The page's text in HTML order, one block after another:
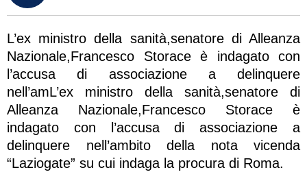
L’ex ministro della sanità,senatore di Alleanza
Nazionale,Francesco Storace è indagato con
l’accusa di associazione a delinquere
nell’amL’ex ministro della sanità,senatore di
Alleanza Nazionale,Francesco Storace è
indagato con l’accusa di associazione a
delinquere nell’ambito della nota vicenda
“Laziogate” su cui indaga la procura di Roma.